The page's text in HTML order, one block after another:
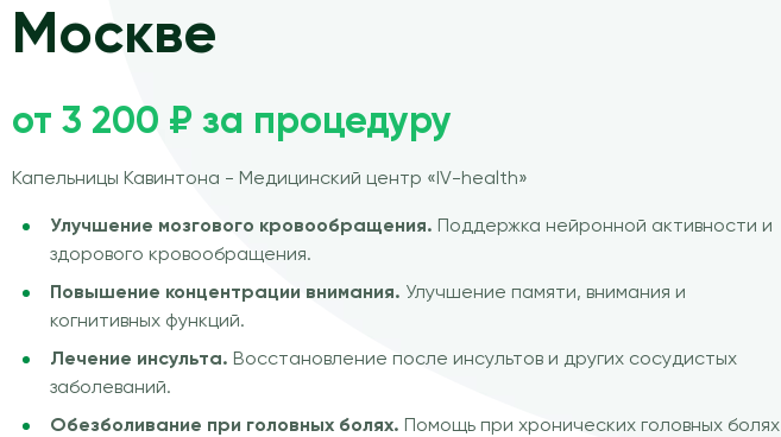
Москве
от 3 200 ₽ за процедуру
Капельницы Кавинтона - Медицинский центр «IV-health»
Улучшение мозгового кровообращения. Поддержка нейронной активности и
здорового кровообращения.
Повышение концентрации внимания. Улучшение памяти, внимания и
когнитивных функций.
Лечение инсульта. Восстановление после инсультов и других сосудистых
заболеваний.
Обезболивание при головных болях. Помощь при хронических головных болях